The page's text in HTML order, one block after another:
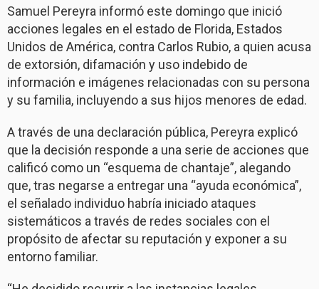
Samuel Pereyra informó este domingo que inició
acciones legales en el estado de Florida, Estados
Unidos de América, contra Carlos Rubio, a quien acusa
de extorsión, difamación y uso indebido de
información e imágenes relacionadas con su persona
y su familia, incluyendo a sus hijos menores de edad.
A través de una declaración pública, Pereyra explicó
que la decisión responde a una serie de acciones que
calificó como un “esquema de chantaje”, alegando
que, tras negarse a entregar una “ayuda económica”,
el señalado individuo habría iniciado ataques
sistemáticos a través de redes sociales con el
propósito de afectar su reputación y exponer a su
entorno familiar.